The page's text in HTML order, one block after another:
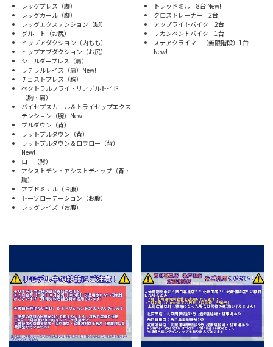
レッグプレス（脚）
レッグカール（脚）
レッグエクステンション（脚）
グルート（お尻）
ヒップアダクション（内もも）
ヒップアブダクション（お尻）
ショルダープレス（肩）
ラテラルレイズ（肩）New!
チェストプレス（胸）
ペクトラルフライ・リアデルトイド
（胸・肩）
バイセプスカール＆トライセップエクス
テンション（腕）New!
プルダウン（背）
ラットプルダウン（背）
ラットプルダウン＆ロウロー（背）
New!
ロー（背）
アシストチン・アシストディップ（背・
胸）
アブドミナル（お腹）
トーソローテーション（お腹）
レッグレイズ（お腹）
トレッドミル 8台 New!
クロストレーナー 2台
アップライトバイク 2台
リカンベントバイク 1台
ステアクライマー（無限階段）1台
New!